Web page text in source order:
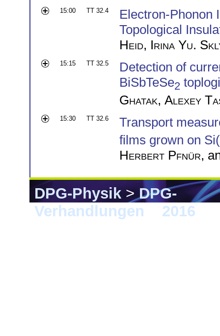
15:00 TT 32.4
Electron-Phonon
Topological
Heid, Irina Yu.
15:15 TT 32.5
Detection of
BiSbTeSe2
Ghatak, Alexey
15:30 TT 32.6
Transport
films grown on
Herbert Pfnür,
DPG-Physik>DPG-
Verhandlungen
2016